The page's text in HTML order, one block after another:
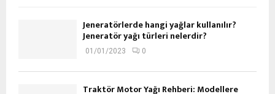
Jeneratörlerde hangi yağlar kullanılır?
Jeneratör yağı türleri nelerdir?
01/01/2023 0
Traktör Motor Yağı Rehberi: Modellere